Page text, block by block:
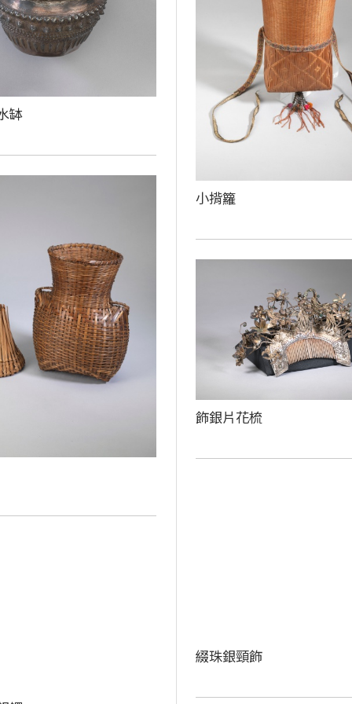
缽
小揹籮
飾銀片花梳
綴珠銀頸飾